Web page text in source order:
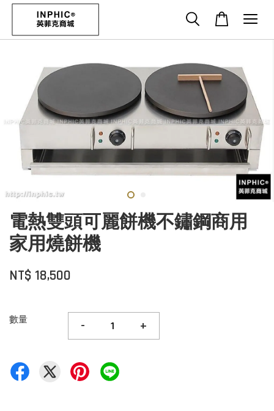
電熱雙頭可麗餅機不鏽鋼商用
家用燒餅機
NT$ 18,500
數量 - +